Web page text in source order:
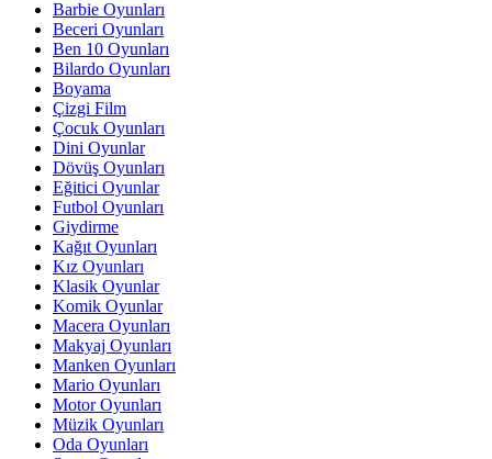
Barbie Oyunları
Beceri Oyunları
Ben 10 Oyunları
Bilardo Oyunları
Boyama
Çizgi Film
Çocuk Oyunları
Dini Oyunlar
Dövüş Oyunları
Eğitici Oyunlar
Futbol Oyunları
Giydirme
Kağıt Oyunları
Kız Oyunları
Klasik Oyunlar
Komik Oyunlar
Macera Oyunları
Makyaj Oyunları
Manken Oyunları
Mario Oyunları
Motor Oyunları
Müzik Oyunları
Oda Oyunları